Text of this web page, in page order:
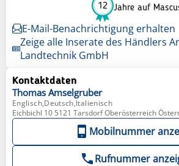
12 Jahre auf
E-Mail-Benachrichtigung erhalten
Zeige alle Inserate des Händlers
Landtechnik GmbH
Kontaktdaten
Thomas Amselgruber
Englisch,Deutsch,Italienisch
Eichbichl 10 5121 Tarsdorf Oberösterreich
Mobilnummer
Rufnummer